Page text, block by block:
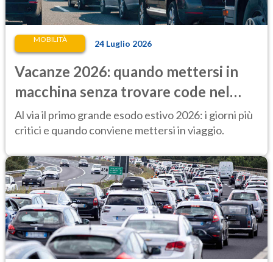
MOBILITÀ 24 Luglio 2026
Vacanze 2026: quando mettersi in
macchina senza trovare code nel
primo lungo esodo estivo
Al via il primo grande esodo estivo 2026: i giorni più
critici e quando conviene mettersi in viaggio.